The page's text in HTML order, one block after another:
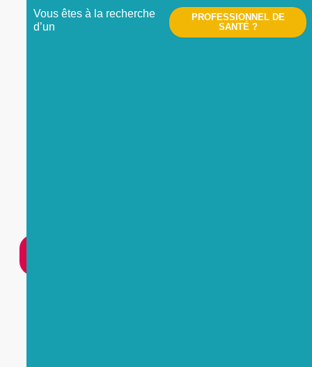
Vous êtes à la recherche
d’un
PROFESSIONNEL DE
SANTÉ ?